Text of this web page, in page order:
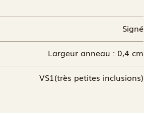
Signé
Largeur anneau : 0,4 cm
VS1(très petites inclusions)